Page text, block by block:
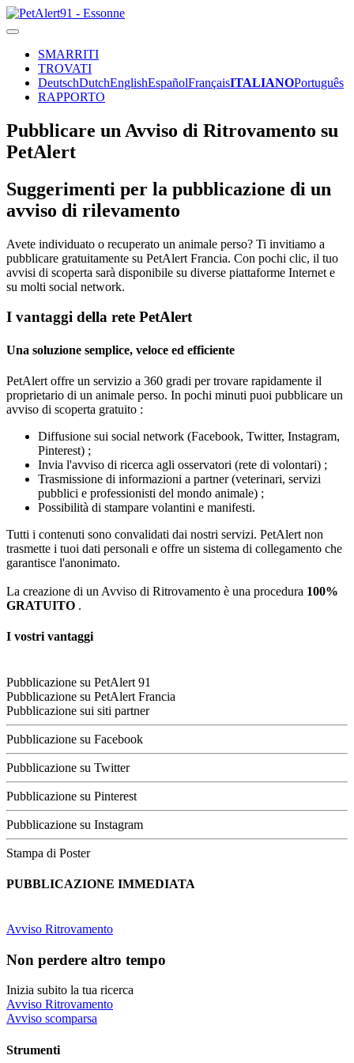
SMARRITI
TROVATI
DeutschDutchEnglishEspañolFrançaisITALIANOPortuguês
RAPPORTO
Pubblicare un Avviso di Ritrovamento su
PetAlert
Suggerimenti per la pubblicazione di un
avviso di rilevamento
Avete individuato o recuperato un animale perso? Ti invitiamo a
pubblicare gratuitamente su PetAlert Francia. Con pochi clic, il tuo
avvisi di scoperta sarà disponibile su diverse piattaforme Internet e
su molti social network.
I vantaggi della rete PetAlert
Una soluzione semplice, veloce ed efficiente
PetAlert offre un servizio a 360 gradi per trovare rapidamente il
proprietario di un animale perso. In pochi minuti puoi pubblicare un
avviso di scoperta gratuito :
Diffusione sui social network (Facebook, Twitter, Instagram,
Pinterest) ;
Invia l'avviso di ricerca agli osservatori (rete di volontari) ;
Trasmissione di informazioni a partner (veterinari, servizi
pubblici e professionisti del mondo animale) ;
Possibilità di stampare volantini e manifesti.
Tutti i contenuti sono convalidati dai nostri servizi. PetAlert non
trasmette i tuoi dati personali e offre un sistema di collegamento che
garantisce l'anonimato.
La creazione di un Avviso di Ritrovamento è una procedura 100%
GRATUITO .
I vostri vantaggi
Pubblicazione su PetAlert 91
Pubblicazione su PetAlert Francia
Pubblicazione sui siti partner
Pubblicazione su Facebook
Pubblicazione su Twitter
Pubblicazione su Pinterest
Pubblicazione su Instagram
Stampa di Poster
PUBBLICAZIONE IMMEDIATA
Avviso Ritrovamento
Non perdere altro tempo
Inizia subito la tua ricerca
Avviso Ritrovamento
Avviso scomparsa
Strumenti